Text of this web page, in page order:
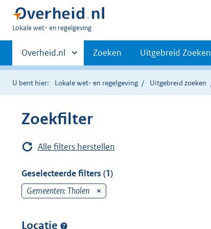
U
hier:
Lokale wet- en regelgeving
Primaire
navigatie
Andere
sites
binnen
Overheid.nl Zoeken Uitgebreid Zoeken
U bent hier: Lokale wet- en regelgeving Uitgebreid zoeken
Zoekfilter
Alle filters herstellen
Geselecteerde filters (1)
Gemeenten: Tholen
Locatie